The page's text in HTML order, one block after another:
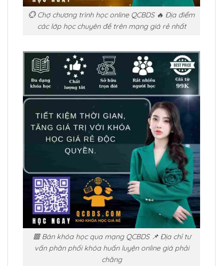
💮 Chợ chương trình học online QCBDS 🔥 Địa điểm
các lớp học chuyên đề trên mạng giá rẻ nhất
🟥 Bán khóa học qua mạng QCBDS 📌 Địa chỉ tư
vấn phân phối khóa huấn luyện online giá phải
chăng